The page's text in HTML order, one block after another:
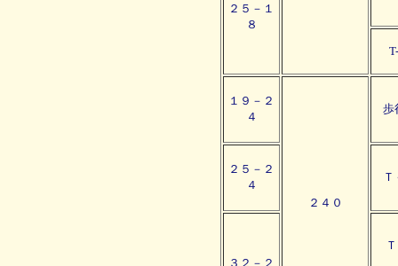
２５－１
８
１９－２
４
２４０
歩
２５－２
４
３２－２